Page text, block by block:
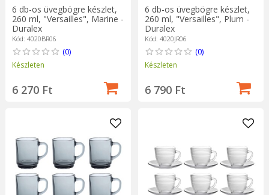
6 db-os üvegbögre készlet,
260 ml, "Versailles", Marine -
Duralex
Kód: 4020BR06
(0)
Készleten
6 270 Ft
6 db-os üvegbögre készlet,
260 ml, "Versailles", Plum -
Duralex
Kód: 4020JR06
(0)
Készleten
6 790 Ft